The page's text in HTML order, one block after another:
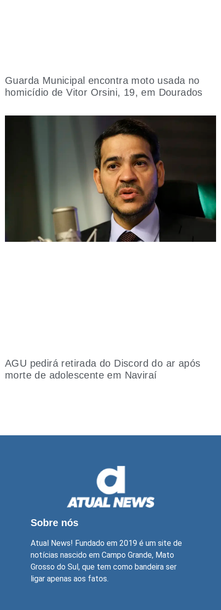
Guarda Municipal encontra moto usada no
homicídio de Vitor Orsini, 19, em Dourados
AGU pedirá retirada do Discord do ar após
morte de adolescente em Naviraí
Sobre nós
Atual News! Fundado em 2019 é um site de
notícias nascido em Campo Grande, Mato
Grosso do Sul, que tem como bandeira ser
ligar apenas aos fatos.